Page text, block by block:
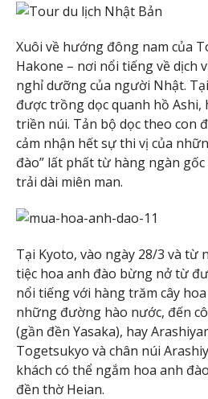
Xuôi về hướng đông nam của
Hakone – nơi nổi tiếng về dịch
nghỉ dưỡng của người Nhật.
được trồng dọc quanh hồ Ashi,
triền núi. Tản bộ dọc theo con
cảm nhận hết sự thi vị của
đào” lất phất từ hàng ngàn
trải dài miên man.
Tại Kyoto, vào ngày 28/3 và từ
tiệc hoa anh đào bừng nở từ
nổi tiếng với hàng trăm cây
những đường hào nước, đến
(gần đền Yasaka), hay
Togetsukyo và chân núi
khách có thể ngắm hoa anh
đền thờ Heian.